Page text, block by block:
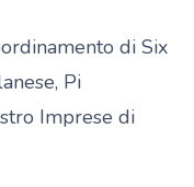
di Six
Pi
Imprese di